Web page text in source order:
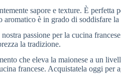
sapore e texture. È
è in grado di soddisfare
passione per la cucina
la tradizione.
che eleva la maionese a un
francese. Acquistatela oggi